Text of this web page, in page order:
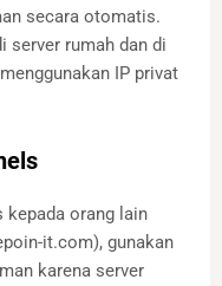
secara otomatis.
server rumah dan di
IP privat
kepada orang lain
it.com), gunakan
karena server